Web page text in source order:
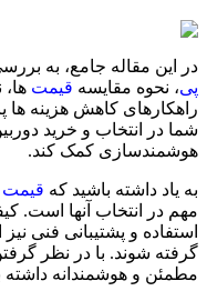
در این مقاله جامع، به
پی، نحوه مقایسه قیمت
راهکارهای کاهش هزینه ها
شما در انتخاب و خرید
هوشمندسازی کمک کند.
به یاد داشته باشید که قیمت
مهم در انتخاب آنها است.
استفاده و پشتیبانی فنی
گرفته شوند. با در نظر
مطمئن و هوشمندانه داشته